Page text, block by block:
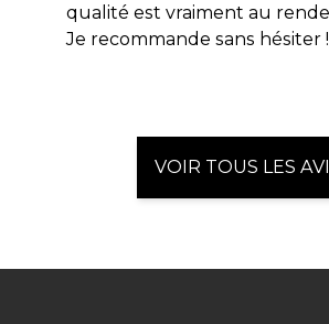
qualité est vraiment au
Je recommande sans hésiter !
VOIR TOUS LES